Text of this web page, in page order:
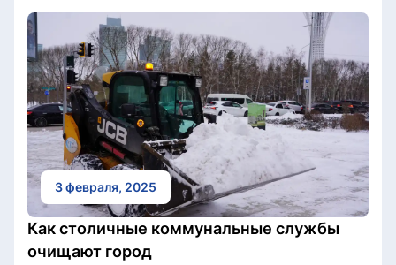
3 февраля, 2025
Как столичные коммунальные службы
очищают город